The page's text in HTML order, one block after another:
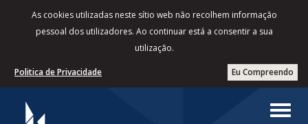
As cookies utilizadas neste sítio web não recolhem informação
pessoal dos utilizadores. Ao continuar está a consentir a sua
utilização.
Eu Compreendo
Politica de Privacidade